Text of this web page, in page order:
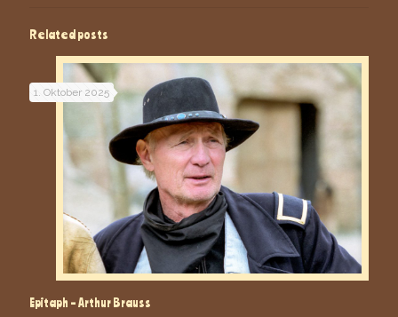
Related posts
1. Oktober 2025
Epitaph – Arthur Brauss